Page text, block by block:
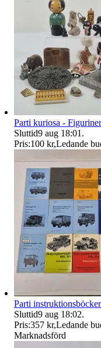
Parti kuriosa -
Sluttid9 aug 18:01 .
Pris:100 kr,Ledande
Parti
Sluttid9 aug 18:02.
Pris:357 kr,Ledande
Marknadsförd